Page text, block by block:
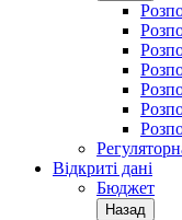
Відкриті дані
Бюджет
Назад